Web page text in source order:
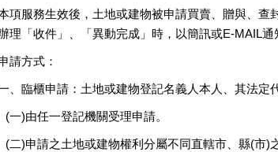
項服務生效後，土地或建物被申請買賣、贈與、
理「收件」、「異動完成」時，以簡訊或E-MAIL通
請方式：
、臨櫃申請：土地或建物登記名義人本人、其法定
(一)由任一登記機關受理申請。
(二)申請之土地或建物權利分屬不同直轄市、縣(市